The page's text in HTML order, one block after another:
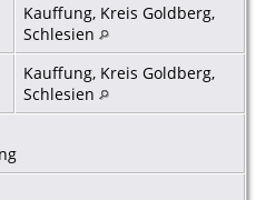
Kauffung, Kreis Goldberg,
Schlesien
Kauffung, Kreis Goldberg,
Schlesien